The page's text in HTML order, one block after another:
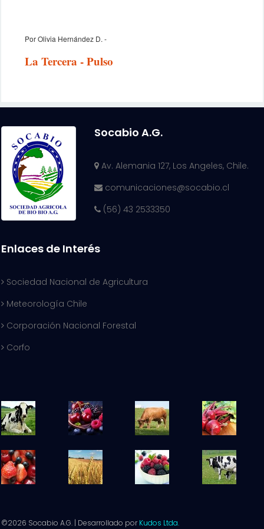
Por Olivia Hernández D. -
La Tercera - Pulso
Socabio A.G.
Av. Alemania 127, Los Angeles, Chile.
comunicaciones@socabio.cl
(56) 43 2533350
Enlaces de Interés
Sociedad Nacional de Agricultura
Meteorología Chile
Corporación Nacional Forestal
Corfo
©2026 Socabio A.G. | Desarrollado porKudos Ltda.